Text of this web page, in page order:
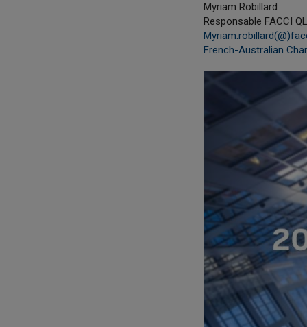
Myriam Robillard
Responsable FACCI
French-Australian